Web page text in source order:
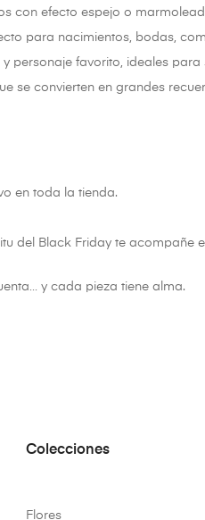
con efecto espejo o
para nacimientos, bodas,
personaje favorito, ideales para
se convierten en grandes
en toda la tienda.
del Black Friday te acompañe
y cada pieza tiene alma.
Colecciones
Flores